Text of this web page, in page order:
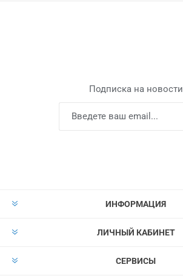
Подписка на новости
ИНФОРМАЦИЯ
ЛИЧНЫЙ КАБИНЕТ
СЕРВИСЫ